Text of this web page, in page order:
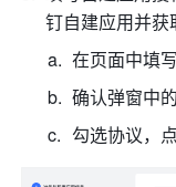
钉自建应用并获
在页面中填
确认弹窗中
勾选协议，